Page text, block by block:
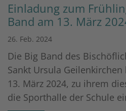
Einladung zum
Band am 13. März
26. Feb. 2024
Die Big Band des
Sankt Ursula
13. März 2024, zu ihrem
die Sporthalle der Schule